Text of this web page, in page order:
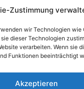
Zustimmung
wir Technologien
dieser Technologien
verarbeiten. Wenn sie
Funktionen beeinträchtigt
Akzeptieren